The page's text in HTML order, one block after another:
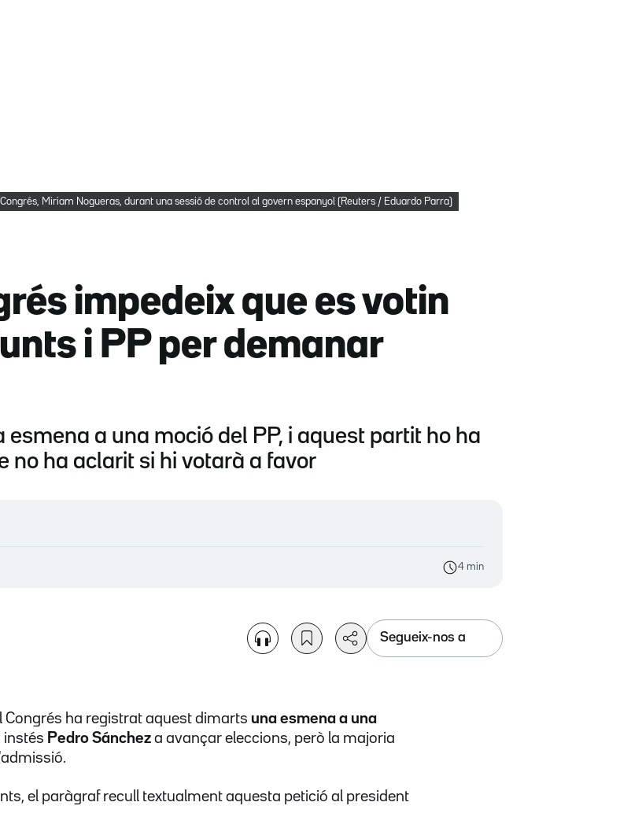
Congrés, Miriam Nogueras, durant una sessió de control al govern espanyol (Reuters / Eduardo Parra)
impedeix que es votin
i PP per demanar
a una moció del PP, i aquest partit ho ha
no ha aclarit si hi votarà a favor
4 min
Segueix-nos a
Congrés ha registrat aquest dimarts una esmena a una
instés Pedro Sánchez a avançar eleccions, però la majoria
el paràgraf recull textualment aquesta petició al president